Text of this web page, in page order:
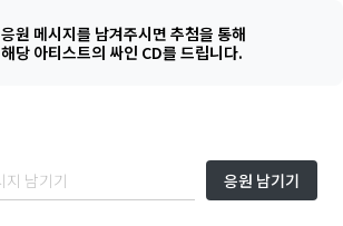
응원 메시지를 남겨주시면 추첨을 통해
해당 아티스트의 싸인 CD를 드립니다.
응원 남기기